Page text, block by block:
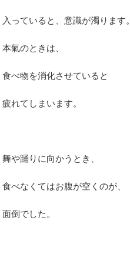
入っていると、意識が濁ります。
本氣のときは、
食べ物を消化させていると
疲れてしまいます。
舞や踊りに向かうとき、
食べなくてはお腹が空くのが、
面倒でした。